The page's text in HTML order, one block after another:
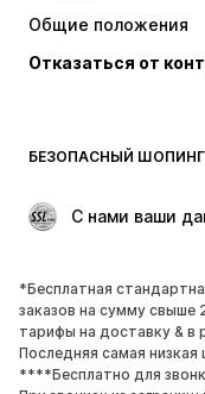
Общие положения
Отказаться от
БЕЗОПАСНЫЙ ШОПИНГ
С нами ваши
*Бесплатная
заказов на сумму свыше
тарифы на доставку & в
Последняя самая
****Бесплатно для